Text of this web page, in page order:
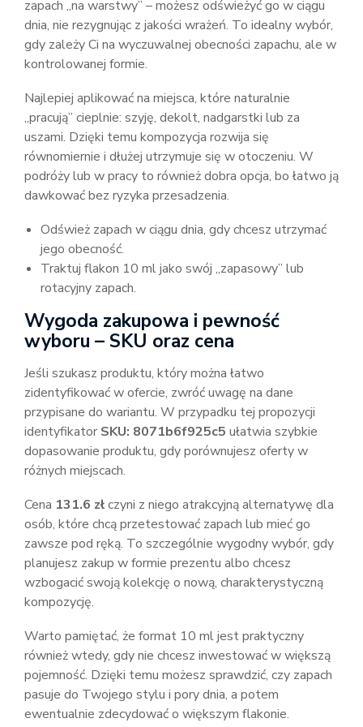
zapach „na warstwy” – możesz odświeżyć go w ciągu
dnia, nie rezygnując z jakości wrażeń. To idealny wybór,
gdy zależy Ci na wyczuwalnej obecności zapachu, ale w
kontrolowanej formie.
Najlepiej aplikować na miejsca, które naturalnie
„pracują” cieplnie: szyję, dekolt, nadgarstki lub za
uszami. Dzięki temu kompozycja rozwija się
równomiernie i dłużej utrzymuje się w otoczeniu. W
podróży lub w pracy to również dobra opcja, bo łatwo ją
dawkować bez ryzyka przesadzenia.
Odśwież zapach w ciągu dnia, gdy chcesz utrzymać
jego obecność.
Traktuj flakon 10 ml jako swój „zapasowy” lub
rotacyjny zapach.
Wygoda zakupowa i pewność
wyboru – SKU oraz cena
Jeśli szukasz produktu, który można łatwo
zidentyfikować w ofercie, zwróć uwagę na dane
przypisane do wariantu. W przypadku tej propozycji
identyfikator SKU: 8071b6f925c5 ułatwia szybkie
dopasowanie produktu, gdy porównujesz oferty w
różnych miejscach.
Cena 131.6 złczyni z niego atrakcyjną alternatywę dla
osób, które chcą przetestować zapach lub mieć go
zawsze pod ręką. To szczególnie wygodny wybór, gdy
planujesz zakup w formie prezentu albo chcesz
wzbogacić swoją kolekcję o nową, charakterystyczną
kompozycję.
Warto pamiętać, że format 10 ml jest praktyczny
również wtedy, gdy nie chcesz inwestować w większą
pojemność. Dzięki temu możesz sprawdzić, czy zapach
pasuje do Twojego stylu i pory dnia, a potem
ewentualnie zdecydować o większym flakonie.